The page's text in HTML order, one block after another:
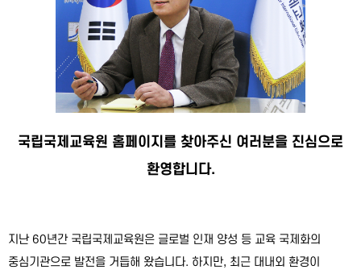
국립국제교육원 홈페이지를 찾아주신 여러분을 진심으로
환영합니다.
지난 60년간 국립국제교육원은 글로벌 인재 양성 등 교육 국제화의
중심기관으로 발전을 거듭해 왔습니다. 하지만, 최근 대내외 환경이